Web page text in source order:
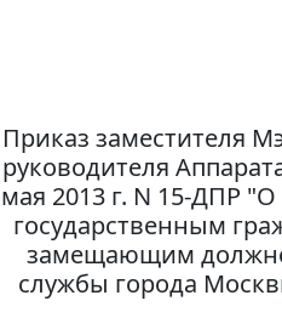
Приказ заместителя
руководителя
мая 2013 г. N 15-ДПР
государственным
замещающим
службы города